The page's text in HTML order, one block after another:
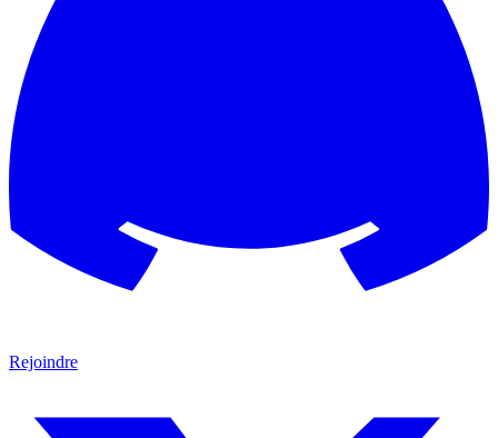
Rejoindre